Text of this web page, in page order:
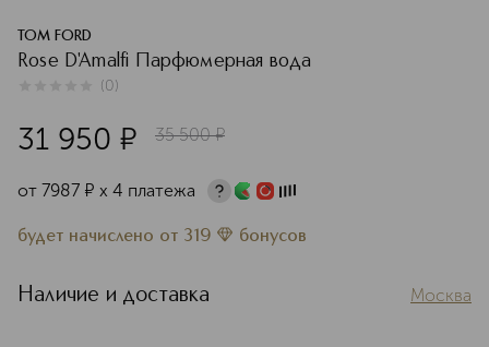
TOM FORD
Rose D'Amalfi Парфюмерная вода
(0)
31 950 ¤ 35 500 ¤
от 7987 ¤ х 4 платежа
будет начислено от 319 бонусов
Наличие и доставка Москва